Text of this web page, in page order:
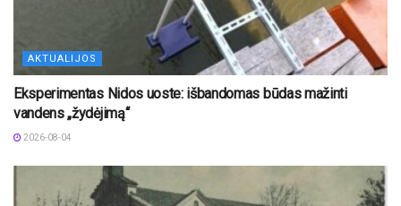
AKTUALIJOS
Eksperimentas Nidos uoste: išbandomas būdas mažinti
vandens „žydėjimą“
2026-08-04